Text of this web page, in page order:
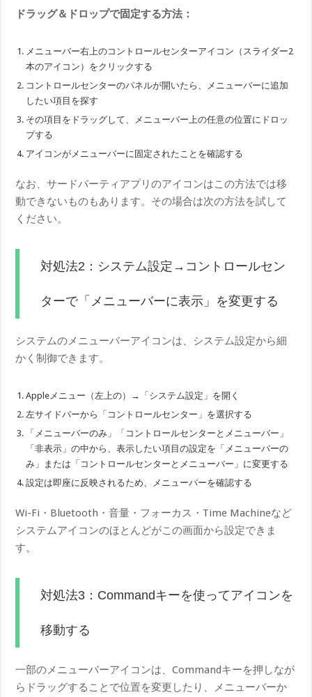
ドラッグ＆ドロップで固定する方法：
メニューバー右上のコントロールセンターアイコン（スライダー2
本のアイコン）をクリックする
コントロールセンターのパネルが開いたら、メニューバーに追加
したい項目を探す
その項目をドラッグして、メニューバー上の任意の位置にドロッ
プする
アイコンがメニューバーに固定されたことを確認する
なお、サードパーティアプリのアイコンはこの方法では移
動できないものもあります。その場合は次の方法を試して
ください。
対処法2：システム設定→コントロールセン
ターで「メニューバーに表示」を変更する
システムのメニューバーアイコンは、システム設定から細
かく制御できます。
Appleメニュー（左上の）→「システム設定」を開く
左サイドバーから「コントロールセンター」を選択する
「メニューバーのみ」「コントロールセンターとメニューバー」
「非表示」の中から、表示したい項目の設定を「メニューバーの
み」または「コントロールセンターとメニューバー」に変更する
設定は即座に反映されるため、メニューバーを確認する
Wi-Fi・Bluetooth・音量・フォーカス・Time Machineなど
システムアイコンのほとんどがこの画面から設定できま
す。
対処法3：Commandキーを使ってアイコンを
移動する
一部のメニューバーアイコンは、Commandキーを押しなが
らドラッグすることで位置を変更したり、メニューバーか